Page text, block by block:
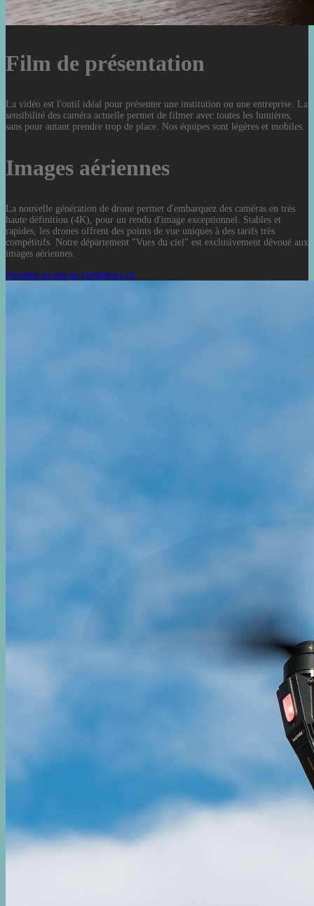
Film de présentation
La vidéo est l'outil idéal pour présenter une institution ou une entreprise. La
sensibilité des caméra actuelle permet de filmer avec toutes les lumières,
sans pour autant prendre trop de place. Nos équipes sont légères et mobiles.
Images aériennes
La nouvelle génération de drone permet d'embarquez des caméras en très
haute définition (4K), pour un rendu d'image exceptionnel. Stables et
rapides, les drones offrent des points de vue uniques à des tarifs très
compétitifs. Notre département "Vues du ciel" est exclusivement dévoué aux
images aériennes.
Accédez au site de vuesduciel.ch